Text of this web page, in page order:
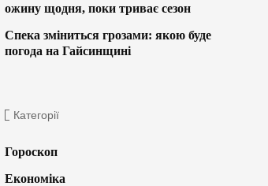
ожину щодня, поки триває сезон
Спека зміниться грозами: якою буде
погода на Гайсинщині
Категорії
Гороскоп
Економіка